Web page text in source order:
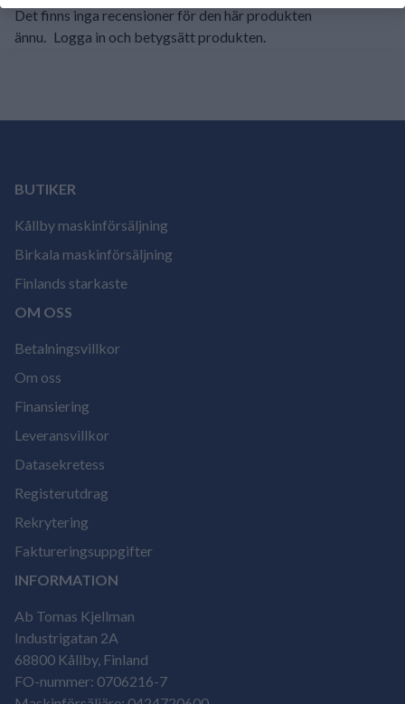
Det finns inga recensioner för den här produkten
ännu. Logga in och betygsätt produkten.
BUTIKER
Kållby maskinförsäljning
Birkala maskinförsäljning
Finlands starkaste
OM OSS
Betalningsvillkor
Om oss
Finansiering
Leveransvillkor
Datasekretess
Registerutdrag
Rekrytering
Faktureringsuppgifter
INFORMATION
Ab Tomas Kjellman
Industrigatan 2A
68800 Kållby, Finland
FO-nummer: 0706216-7